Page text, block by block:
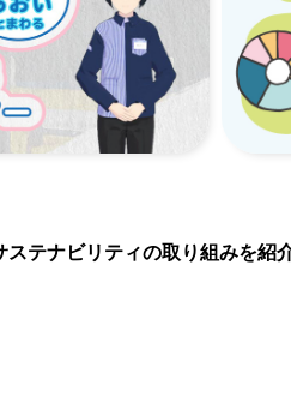
ステナビリティの取り組みを紹